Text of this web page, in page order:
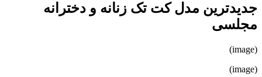
جدیدترین مدل کت تک زنانه و دخترانه
مجلسی
(image)
(image)